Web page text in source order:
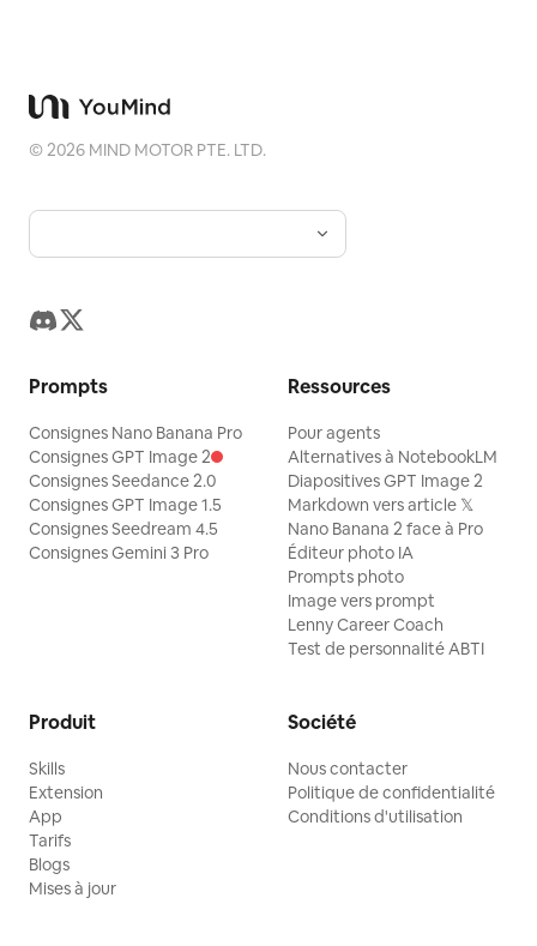
©2026 MIND MOTOR PTE. LTD.
Prompts
Consignes Nano Banana Pro
Consignes GPT Image 2
Consignes Seedance 2.0
Consignes GPT Image 1.5
Consignes Seedream 4.5
Consignes Gemini 3 Pro
Ressources
Pour agents
Alternatives à NotebookLM
Diapositives GPT Image 2
Markdown vers article 𝕏
Nano Banana 2 face à Pro
Éditeur photo IA
Prompts photo
Image vers prompt
Lenny Career Coach
Test de personnalité ABTI
Produit
Skills
Extension
App
Tarifs
Blogs
Mises à jour
Société
Nous contacter
Politique de confidentialité
Conditions d'utilisation